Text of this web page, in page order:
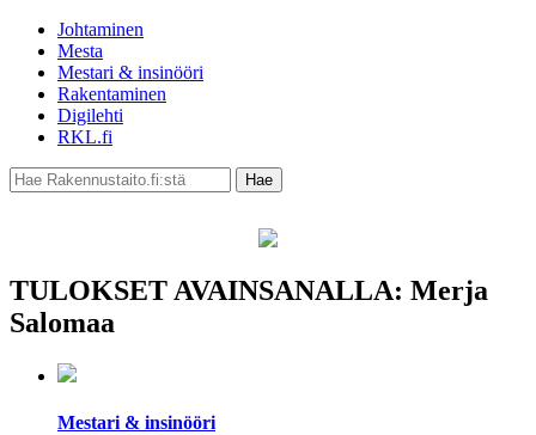
Johtaminen
Mesta
Mestari & insinööri
Rakentaminen
Digilehti
RKL.fi
TULOKSET AVAINSANALLA: Merja
Salomaa
Mestari & insinööri